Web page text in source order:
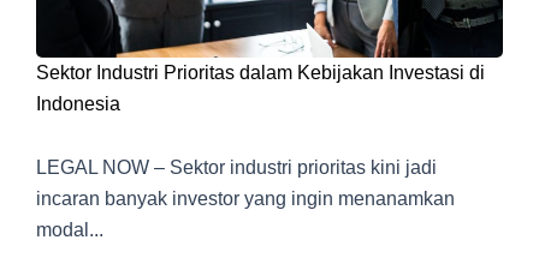
Sektor Industri Prioritas dalam Kebijakan Investasi di
Indonesia
LEGAL NOW – Sektor industri prioritas kini jadi
incaran banyak investor yang ingin menanamkan
modal...